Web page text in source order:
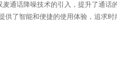
通话降噪技术的引入，提升了通话
了智能和便捷的使用体验，追求时